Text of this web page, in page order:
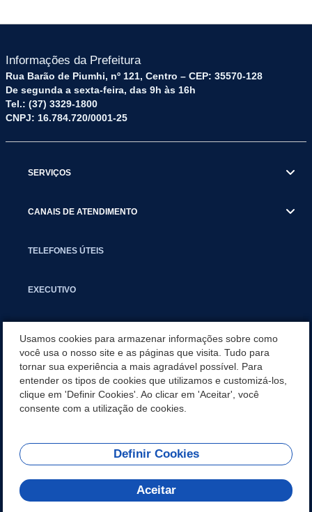
Informações da Prefeitura
Rua Barão de Piumhi, nº 121, Centro – CEP: 35570-128
De segunda a sexta-feira, das 9h às 16h
Tel.: (37) 3329-1800
CNPJ: 16.784.720/0001-25
SERVIÇOS
CANAIS DE ATENDIMENTO
TELEFONES ÚTEIS
EXECUTIVO
APLICATIVO
SECRETARIAS
REDES SOCIAIS
Usamos cookies para armazenar informações sobre como
você usa o nosso site e as páginas que visita. Tudo para
tornar sua experiência a mais agradável possível. Para
entender os tipos de cookies que utilizamos e customizá-los,
clique em 'Definir Cookies'. Ao clicar em 'Aceitar', você
consente com a utilização de cookies.
Definir Cookies
Aceitar